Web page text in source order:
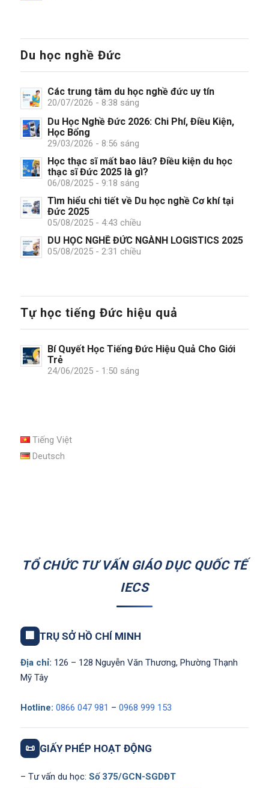
Du học nghề Đức
Các trung tâm du học nghề đức uy tín
20/07/2026 - 8:38 sáng
Du Học Nghề Đức 2026: Chi Phí, Điều Kiện,
Học Bổng
29/03/2026 - 8:56 sáng
Học thạc sĩ mất bao lâu? Điều kiện du học
thạc sĩ Đức 2025 là gì?
06/08/2025 - 9:18 sáng
Tìm hiểu chi tiết về Du học nghề Cơ khí tại
Đức 2025
05/08/2025 - 4:43 chiều
DU HỌC NGHỀ ĐỨC NGÀNH LOGISTICS 2025
05/08/2025 - 2:31 chiều
Tự học tiếng Đức hiệu quả
Bí Quyết Học Tiếng Đức Hiệu Quả Cho Giới
Trẻ
24/06/2025 - 1:50 sáng
Tiếng Việt
Deutsch
TỔ CHỨC TƯ VẤN GIÁO DỤC QUỐC TẾ
IECS
🏢 TRỤ SỞ HỒ CHÍ MINH
Địa chỉ: 126 – 128 Nguyễn Văn Thương, Phường Thạnh
Mỹ Tây
Hotline: 0866 047 981 – 0968 999 153
📜 GIẤY PHÉP HOẠT ĐỘNG
– Tư vấn du học: Số 375/GCN-SGDĐT